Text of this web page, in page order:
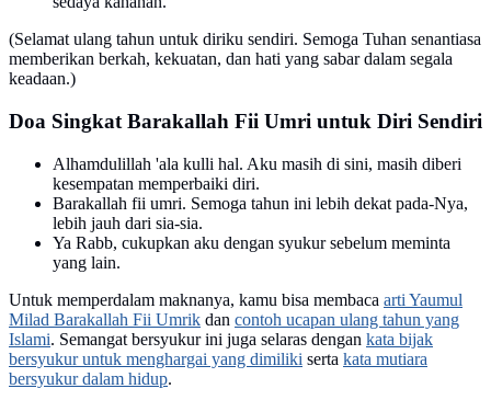
(Selamat ulang tahun untuk diriku sendiri. Semoga Tuhan senantiasa
memberikan berkah, kekuatan, dan hati yang sabar dalam segala
keadaan.)
Doa Singkat Barakallah Fii Umri untuk Diri Sendiri
Alhamdulillah 'ala kulli hal. Aku masih di sini, masih diberi
kesempatan memperbaiki diri.
Barakallah fii umri. Semoga tahun ini lebih dekat pada-Nya,
lebih jauh dari sia-sia.
Ya Rabb, cukupkan aku dengan syukur sebelum meminta
yang lain.
Untuk memperdalam maknanya, kamu bisa membaca arti Yaumul
Milad Barakallah Fii Umrik dan contoh ucapan ulang tahun yang
Islami. Semangat bersyukur ini juga selaras dengan kata bijak
bersyukur untuk menghargai yang dimiliki serta kata mutiara
bersyukur dalam hidup.